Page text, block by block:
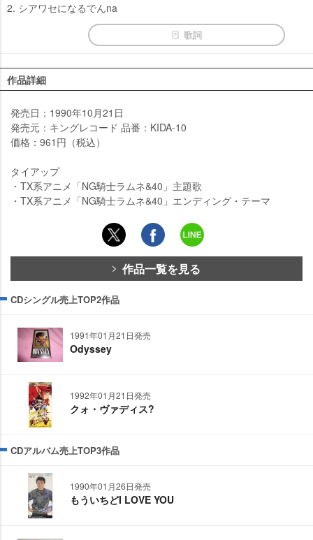
2. シアワセになるでんna
歌詞
作品詳細
発売日：1990年10月21日
発売元：キングレコード 品番：KIDA-10
価格：961円（税込）
タイアップ
・TX系アニメ「NG騎士ラムネ&40」主題歌
・TX系アニメ「NG騎士ラムネ&40」エンディング・テーマ
作品一覧を見る
CDシングル売上TOP2作品
1991年01月21日発売
Odyssey
1992年01月21日発売
クォ・ヴァディス?
CDアルバム売上TOP3作品
1990年01月26日発売
もういちどI LOVE YOU